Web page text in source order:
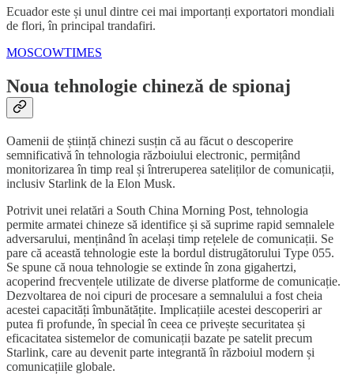
Ecuador este și unul dintre cei mai importanți exportatori mondiali
de flori, în principal trandafiri.
MOSCOWTIMES
Noua tehnologie chineză de spionaj
Oamenii de știință chinezi susțin că au făcut o descoperire
semnificativă în tehnologia războiului electronic, permițând
monitorizarea în timp real și întreruperea sateliților de comunicații,
inclusiv Starlink de la Elon Musk.
Potrivit unei relatări a South China Morning Post, tehnologia
permite armatei chineze să identifice și să suprime rapid semnalele
adversarului, menținând în același timp rețelele de comunicații. Se
pare că această tehnologie este la bordul distrugătorului Type 055.
Se spune că noua tehnologie se extinde în zona gigahertzi,
acoperind frecvențele utilizate de diverse platforme de comunicație.
Dezvoltarea de noi cipuri de procesare a semnalului a fost cheia
acestei capacități îmbunătățite. Implicațiile acestei descoperiri ar
putea fi profunde, în special în ceea ce privește securitatea și
eficacitatea sistemelor de comunicații bazate pe satelit precum
Starlink, care au devenit parte integrantă în războiul modern și
comunicațiile globale.